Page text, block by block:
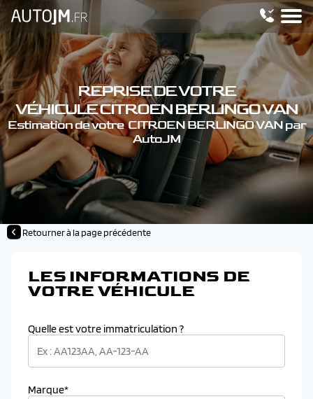
REPRISE DE VOTRE
VÉHICULE CITROEN BERLINGO VAN
Estimation de votre CITROEN BERLINGO VAN par
AutoJM
Retourner à la page précédente
LES INFORMATIONS DE
VOTRE VÉHICULE
Quelle est votre immatriculation ?
Marque*